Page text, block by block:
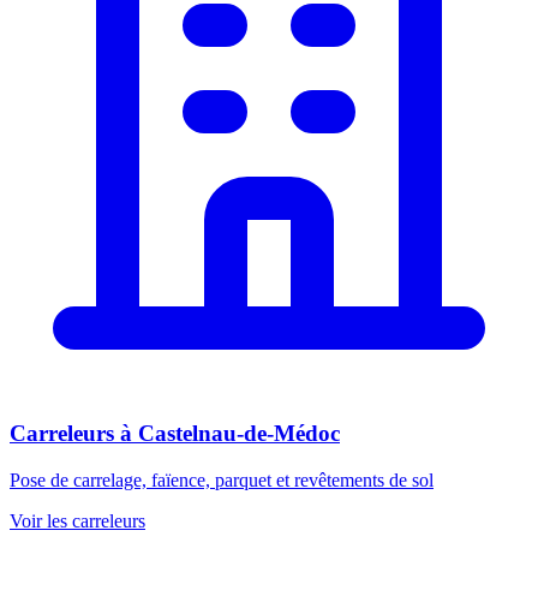
Carreleurs à Castelnau-de-Médoc
Pose de carrelage, faïence, parquet et revêtements de sol
Voir les carreleurs